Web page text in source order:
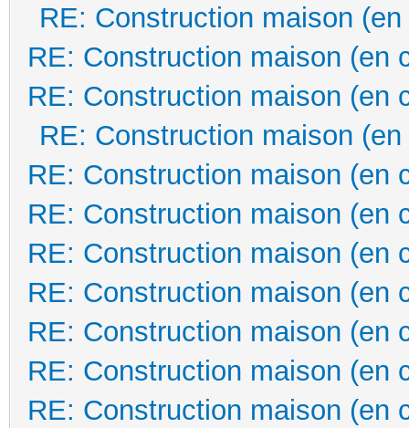
RE: Construction maison
RE: Construction maison (en
RE: Construction maison (en
RE: Construction maison
RE: Construction maison (en
RE: Construction maison (en
RE: Construction maison (en
RE: Construction maison (en
RE: Construction maison (en
RE: Construction maison (en
RE: Construction maison (en